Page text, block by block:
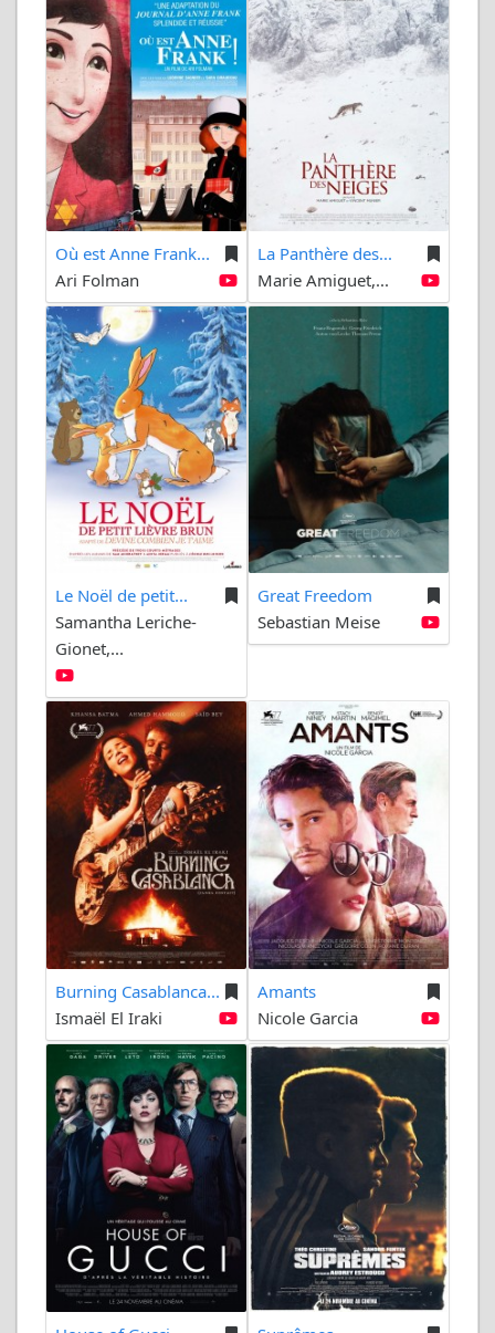
Où est Anne Frank...
Ari Folman
La Panthère des...
Marie Amiguet,...
Le Noël de petit...
Samantha Leriche-
Gionet,...
Great Freedom
Sebastian Meise
Burning Casablanca...
Ismaël El Iraki
Amants
Nicole Garcia